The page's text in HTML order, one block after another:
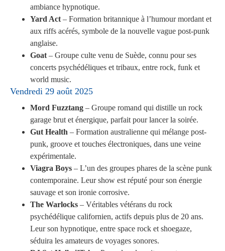
ambiance hypnotique.
Yard Act – Formation britannique à l’humour mordant et
aux riffs acérés, symbole de la nouvelle vague post-punk
anglaise.
Goat – Groupe culte venu de Suède, connu pour ses
concerts psychédéliques et tribaux, entre rock, funk et
world music.
Vendredi 29 août 2025
Mord Fuzztang – Groupe romand qui distille un rock
garage brut et énergique, parfait pour lancer la soirée.
Gut Health – Formation australienne qui mélange post-
punk, groove et touches électroniques, dans une veine
expérimentale.
Viagra Boys – L’un des groupes phares de la scène punk
contemporaine. Leur show est réputé pour son énergie
sauvage et son ironie corrosive.
The Warlocks – Véritables vétérans du rock
psychédélique californien, actifs depuis plus de 20 ans.
Leur son hypnotique, entre space rock et shoegaze,
séduira les amateurs de voyages sonores.